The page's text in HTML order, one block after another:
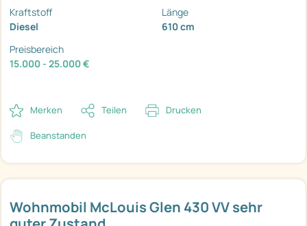
Wohnmobil McLouis Glen 430 VV sehr
Kraftstoff
Diesel
Länge
610 cm
Preisbereich
15.000 - 25.000 €
Merken Teilen Drucken
Beanstanden